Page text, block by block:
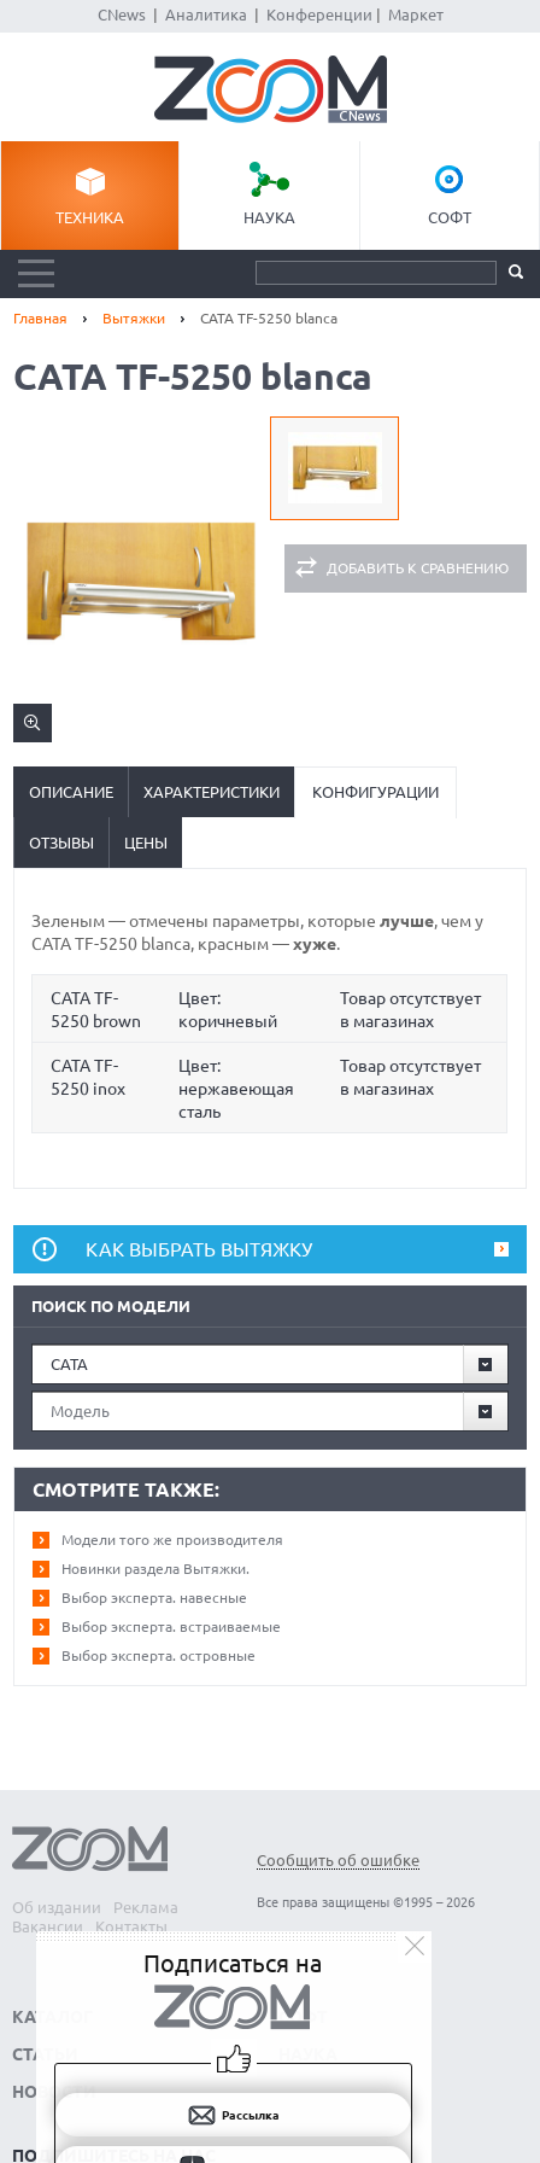
CNews| Аналитика Конференции Маркет
ТЕХНИКА НАУКА СОФТ
Главная Вытяжки CATA TF-5250 blanca
CATA TF-5250 blanca
ДОБАВИТЬ К СРАВНЕНИЮ
ОПИСАНИЕ ХАРАКТЕРИСТИКИ КОНФИГУРАЦИИ
ОТЗЫВЫ ЦЕНЫ
Зеленым— отмечены параметры, которыелучше, чем у
CATA TF-5250 blanca, красным—хуже.
CATA TF-
5250 brown
Цвет:
коричневый
Товар отсутствует
в магазинах
CATA TF-
5250 inox
Цвет:
нержавеющая
сталь
Товар отсутствует
в магазинах
КАК ВЫБРАТЬ ВЫТЯЖКУ
ПОИСК ПО МОДЕЛИ
CATA
Модель
СМОТРИТЕ ТАКЖЕ:
Модели того же производителя
Новинки раздела Вытяжки.
Выбор эксперта. навесные
Выбор эксперта. встраиваемые
Выбор эксперта. островные
Об издании
Реклама
Вакансии
Контакты
Сообщить об ошибке
Все права защищены ©1995 – 2026
КАТАЛОГ
СТАТЬИ
НОВОСТИ
СОФТ
ПОДПИШИТЕСЬ НА НАС
Подписаться на
Рассылка